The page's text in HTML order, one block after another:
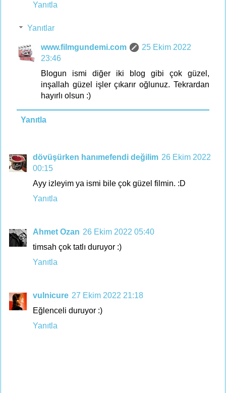
Yanıtla
Yanıtlar
www.filmgundemi.com
25 Ekim 2022
23:46
Blogun ismi diğer iki blog gibi çok güzel,
inşallah güzel işler çıkarır oğlunuz. Tekrardan
hayırlı olsun :)
Yanıtla
dövüşürken hanımefendi değilim 26 Ekim 2022
00:15
Ayy izleyim ya ismi bile çok güzel filmin. :D
Yanıtla
Ahmet Ozan 26 Ekim 2022 05:40
timsah çok tatlı duruyor :)
Yanıtla
vulnicure 27 Ekim 2022 21:18
Eğlenceli duruyor :)
Yanıtla